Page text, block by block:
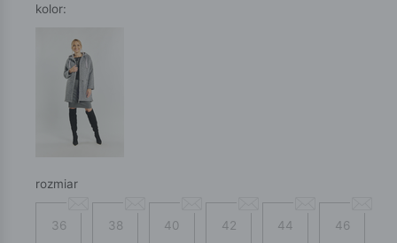
kolor:
rozmiar
36 38 40 42 44 46